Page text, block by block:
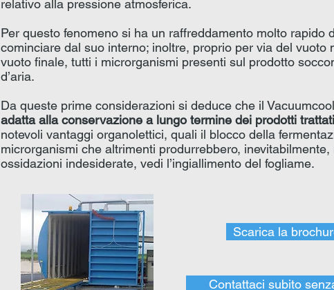
relativo alla pressione atmosferica.
Per questo fenomeno si ha un raffreddamento molto rapido
cominciare dal suo interno; inoltre, proprio per via del vuoto
vuoto finale, tutti i microrganismi presenti sul prodotto
d’aria.
Da queste prime considerazioni si deduce che il
adatta alla conservazione a lungo termine dei prodotti trattati
notevoli vantaggi organolettici, quali il blocco della
microrganismi che altrimenti produrrebbero,
ossidazioni indesiderate, vedi l’ingiallimento del fogliame.
Contattaci subito
Scarica la